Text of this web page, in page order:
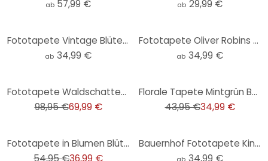
ab 57,99 € ab 29,99 €
Fototapete Vintage Blütenpracht auf der Wiese | Blumentapete - Lola Peacock - Rund - Selbstklebend/V
ab 34,99 €
Fototapete Oliver Robins - Niedliche Tiere unter Palmen - Rund - Selbstklebend/Vlies
ab 34,99 €
Fototapete Waldschatten Natur Grau Grün - Vliestapete mit Schatteneffekt - Naturtapete
98,95 €69,99 €
Florale Tapete Mintgrün Bunt - Vliestapete mit Blumenmotiv für Schlafzimmer & Wohnzimmer
43,95 €34,99 €
Fototapete in Blumen Blüten grün, beige Floral
54,95 €36,99 €
Bauernhof Fototapete Kinderzimmer - Oliver Robins - Rund - Selbstklebend/Vlies
34,99 €